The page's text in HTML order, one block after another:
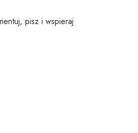
pisz i wspieraj